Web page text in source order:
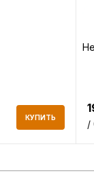
КУПИТЬ
/